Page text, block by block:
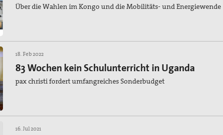
Über die Wahlen im Kongo und die Mobilitäts- und Energiewende
18. Feb 2022
83 Wochen kein Schulunterricht in Uganda
pax christi fordert umfangreiches Sonderbudget
16. Jul 2021